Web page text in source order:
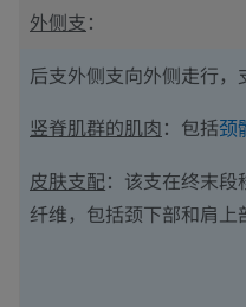
外侧支：
后支外侧支向外侧走行，
竖脊肌群的肌肉：包括颈
皮肤支配：该支在终末
纤维，包括颈下部和肩上